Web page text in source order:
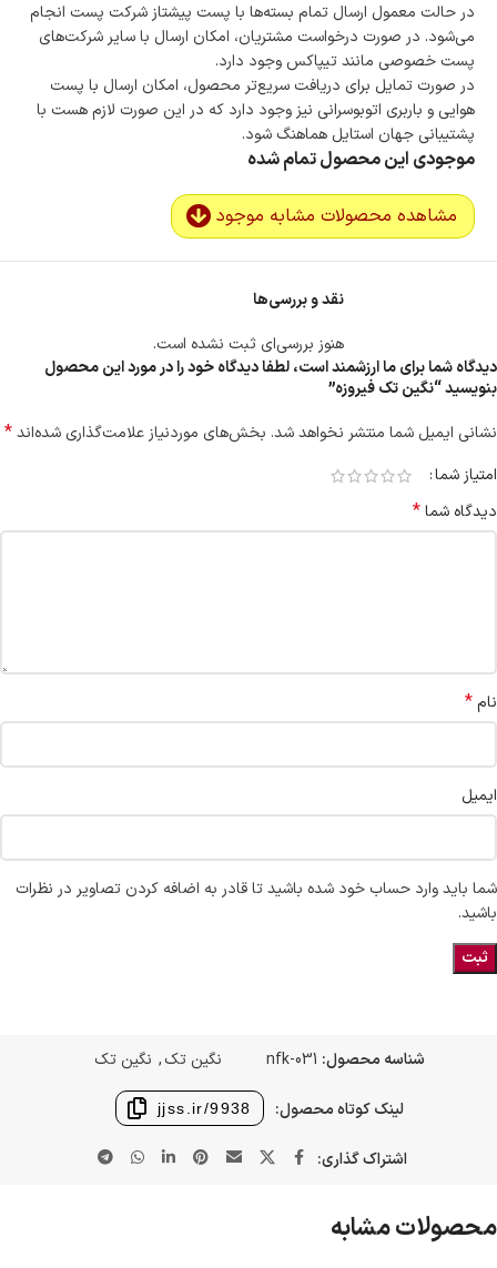
در حالت معمول ارسال تمام بسته‌ها با پست پیشتاز شرکت پست انجام
می‌شود. در صورت درخواست مشتریان، امکان ارسال با سایر شرکت‌های
پست خصوصی مانند تیپاکس وجود دارد.
در صورت تمایل برای دریافت سریع‌تر محصول، امکان ارسال با پست
هوایی و باربری اتوبوسرانی نیز وجود دارد که در این صورت لازم هست با
پشتیبانی جهان استایل هماهنگ شود.
موجودی این محصول تمام شده
مشاهده محصولات مشابه موجود
نقد و بررسی‌ها
هنوز بررسی‌ای ثبت نشده است.
دیدگاه شما برای ما ارزشمند است، لطفا دیدگاه خود را در مورد این محصول
بنویسید “نگین تک فیروزه”
نشانی ایمیل شما منتشر نخواهد شد. بخش‌های موردنیاز علامت‌گذاری شده‌اند*
امتیاز شما
دیدگاه شما*
نام*
ایمیل
شما باید وارد حساب خود شده باشید تا قادر به اضافه کردن تصاویر در نظرات
باشید.
شناسه محصول: nfk-031 نگین تک, نگین تک
لینک کوتاه محصول: jjss.ir/9938
اشتراک گذاری:
محصولات مشابه